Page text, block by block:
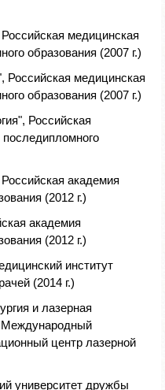
медицинская
образования (2007 г.)
Российская медицинская
образования (2007 г.)
Российская
академия
(2012 г.)
академия
(2012 г.)
институт
(2014 г.)
и лазерная
Международный
центр лазерной
университет дружбы